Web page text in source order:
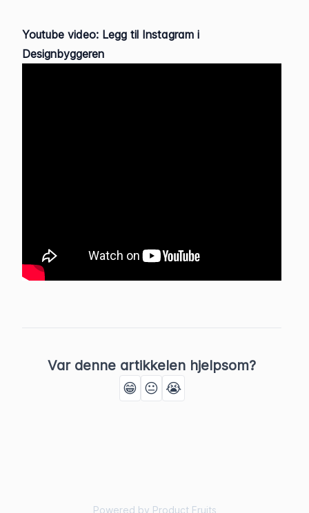
Youtube video: Legg til Instagram i
Designbyggeren
Var denne artikkelen hjelpsom?
😁 😐 😭
Powered by Product Fruits